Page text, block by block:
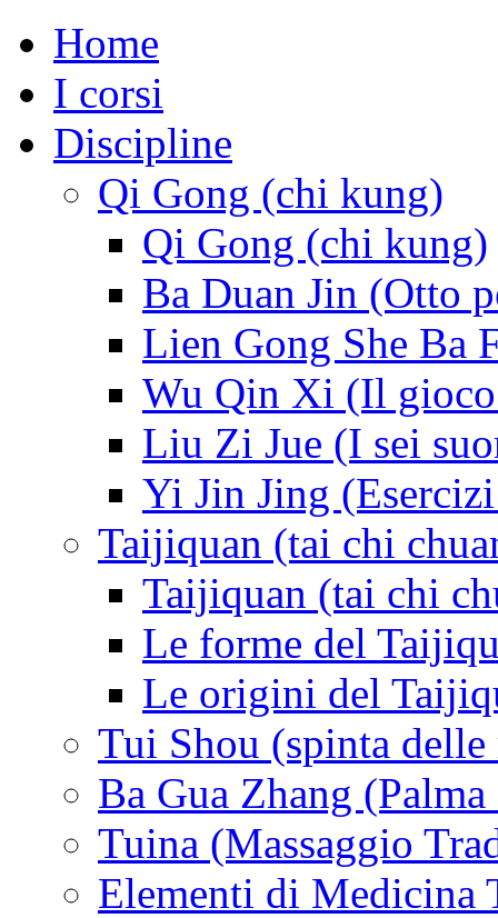
Home
I corsi
Discipline
Qi Gong (chi kung)
Qi Gong (chi kung)
Ba Duan Jin (Otto
Lien Gong She Ba
Wu Qin Xi (Il
Liu Zi Jue (I sei
Yi Jin Jing
Taijiquan (tai chi
Taijiquan (tai chi
Le forme del
Le origini del
Tui Shou (spinta delle
Ba Gua Zhang
Tuina (Massaggio
Elementi di Medicina